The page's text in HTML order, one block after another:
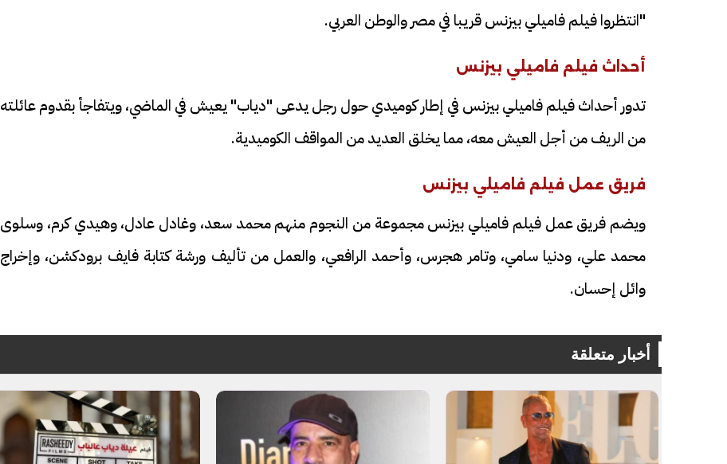
"انتظروا فيلم فاميلي بيزنس قريبا في مصر والوطن العربي.
أحداث فيلم فاميلي بيزنس
تدور أحداث فيلم فاميلي بيزنس في إطار كوميدي حول رجل يدعى "دياب" يعيش في الماضي، ويتفاجأ بقدوم عائلته
من الريف من أجل العيش معه، مما يخلق العديد من المواقف الكوميدية.
فريق عمل فيلم فاميلي بيزنس
ويضم فريق عمل فيلم فاميلي بيزنس مجموعة من النجوم منهم محمد سعد، وغادل عادل، وهيدي كرم، وسلوى
محمد علي، ودنيا سامي، وتامر هجرس، وأحمد الرافعي، والعمل من تأليف ورشة كتابة فايف برودكشن، وإخراج
وائل إحسان.
أخبار متعلقة